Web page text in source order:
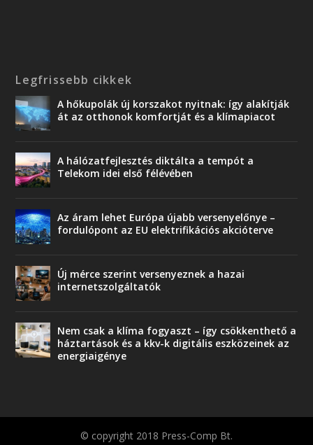
Legfrissebb cikkek
A hőkupolák új korszakot nyitnak: így alakítják
át az otthonok komfortját és a klímapiacot
A hálózatfejlesztés diktálta a tempót a
Telekom idei első félévében
Az áram lehet Európa újabb versenyelőnye –
fordulópont az EU elektrifikációs akcióterve
Új mérce szerint versenyeznek a hazai
internetszolgáltatók
Nem csak a klíma fogyaszt – így csökkenthető a
háztartások és a kkv-k digitális eszközeinek az
energiaigénye
© copyright 2018 Press-Comp Bt.